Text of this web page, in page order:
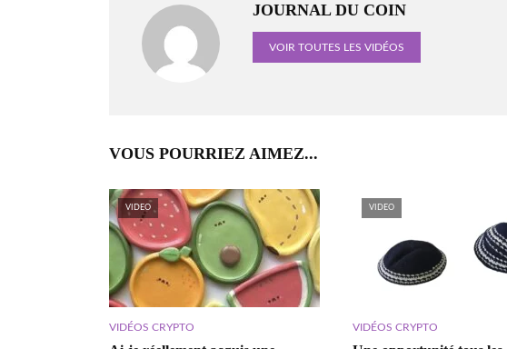
JOURNAL DU COIN
VOIR TOUTES LES VIDÉOS
VOUS POURRIEZ AIMEZ...
VIDEO
VIDÉOS CRYPTO
VIDEO
VIDÉOS CRYPTO